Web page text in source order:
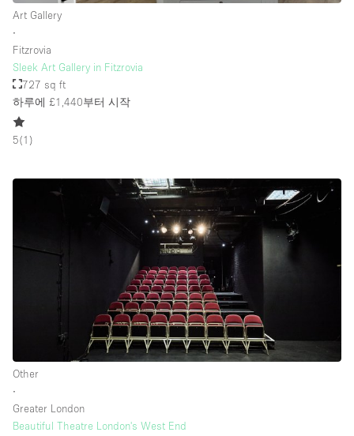
Art Gallery
∙
Fitzrovia
Sleek Art Gallery in Fitzrovia
727 sq ft
하루에 £1,440부터 시작
5(1 )
Other
∙
Greater London
Beautiful Theatre London's West End